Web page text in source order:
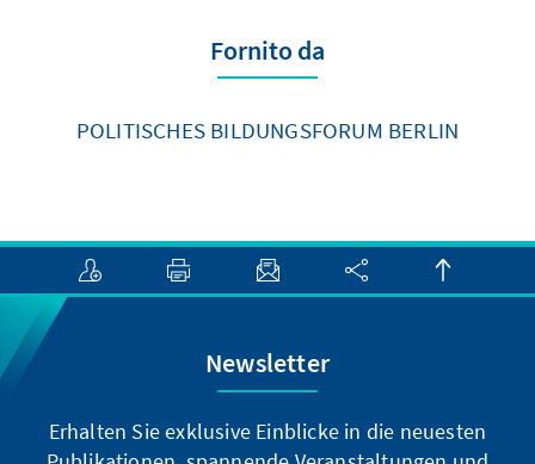
Fornito da
POLITISCHES BILDUNGSFORUM BERLIN
Newsletter
Erhalten Sie exklusive Einblicke in die neuesten